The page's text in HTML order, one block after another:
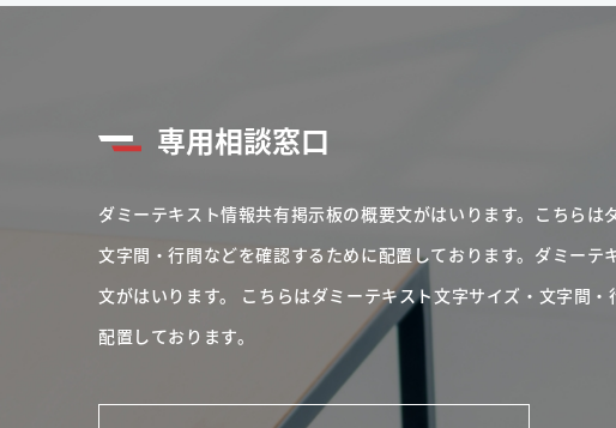
専用相談窓口
ダミーテキスト情報共有掲示板の概要文がはいります。こちらは
文字間・行間などを確認するために配置しております。ダミーテ
文がはいります。 こちらはダミーテキスト文字サイズ・文字間
配置しております。